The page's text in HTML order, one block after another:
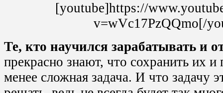
[youtube]https://
v=wVc17PzQQmo[/
Те, кто научился зарабатывать и
прекрасно знают, что сохранить их
менее сложная задача. И что задачу